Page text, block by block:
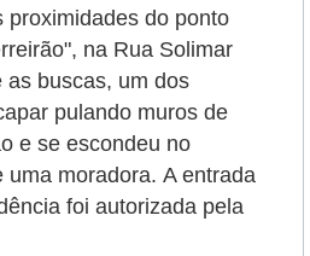
proximidades do ponto
na Rua Solimar
as buscas, um dos
pulando muros de
e se escondeu no
uma moradora. A entrada
foi autorizada pela